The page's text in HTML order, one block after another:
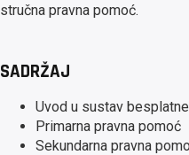
stručna pravna pomoć.
SADRŽAJ
Uvod u sustav
Primarna pravna pomoć
Sekundarna pravna